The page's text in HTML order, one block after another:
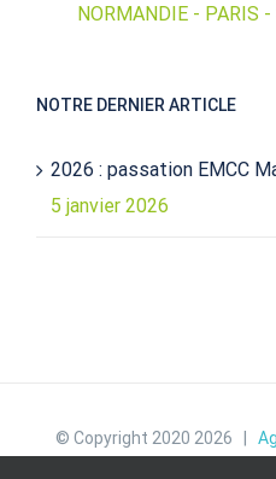
NORMANDIE - PARIS -
NOTRE DERNIER ARTICLE
2026 : passation EMCC
5 janvier 2026
© Copyright 2020 2026 |